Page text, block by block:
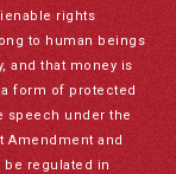
rights
to human beings
and that money is
form of protected
speech under the
Amendment and
be regulated in